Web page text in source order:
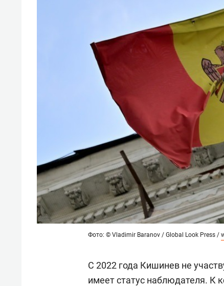
Фото: © Vladimir Baranov / Global Look Press /
С 2022 года Кишинев не
имеет статус наблюдателя. К